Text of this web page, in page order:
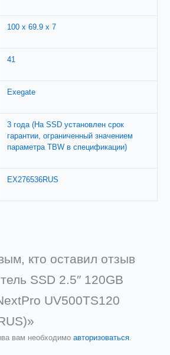
100 x 69.9 x 7
41
Exegate
3 года (На SSD установлен срок
гарантии, ограниченный значением
параметра TBW в спецификации)
EX276536RUS
кто оставил отзыв
SSD 2.5″ 120GB
UV500TS120
вам необходимо авторизоваться.